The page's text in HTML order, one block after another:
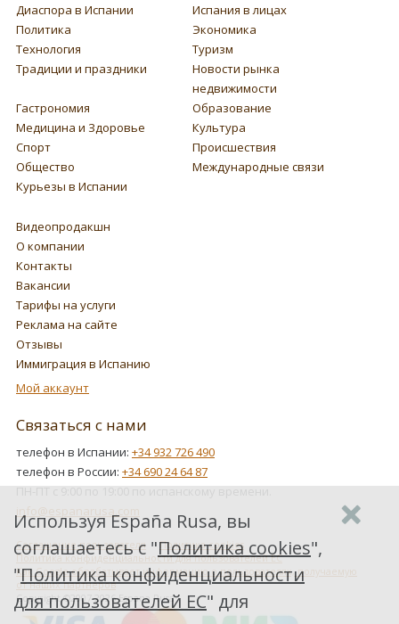
Диаспора в Испании
Испания в лицах
Политика
Экономика
Технология
Туризм
Традиции и праздники
Новости рынка
недвижимости
Гастрономия
Образование
Медицина и Здоровье
Культура
Спорт
Происшествия
Общество
Международные связи
Курьезы в Испании
Видеопродакшн
О компании
Контакты
Вакансии
Тарифы на услуги
Реклама на сайте
Отзывы
Иммиграция в Испанию
Мой аккаунт
Связаться с нами
телефон в Испании: +34 932 726 490
телефон в России: +34 690 24 64 87
ПН-ПТ с 9:00 по 19:00 по испанскому времени.
info@espanarusa.com
Соглашение пользователя
Политика cookies
Политика конфиденциальности для пользователей ЕС
Как Google обрабатывает информацию о пользователях, получаемую
от наших партнеров
Copyright ©2007-2026 Espana Rusa
Используя España Rusa, вы
соглашаетесь с "Политика cookies",
"Политика конфиденциальности
для пользователей ЕС" для